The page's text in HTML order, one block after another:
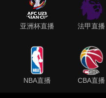
亚洲杯直播 法甲直播
NBA直播 CBA直播